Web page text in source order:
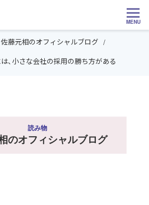
MENU
佐藤元相のオフィシャルブログ
、小さな会社の採用の勝ち方がある
読み物
のオフィシャルブログ